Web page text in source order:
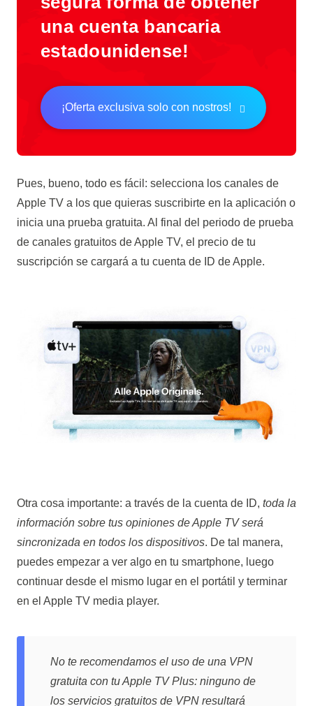
una cuenta bancaria
estadounidense!
¡Oferta exclusiva solo con nostros!
Pues, bueno, todo es fácil: selecciona los canales de
Apple TV a los que quieras suscribirte en la aplicación o
inicia una prueba gratuita. Al final del periodo de prueba
de canales gratuitos de Apple TV, el precio de tu
suscripción se cargará a tu cuenta de ID de Apple.
Otra cosa importante: a través de la cuenta de ID, toda la
información sobre tus opiniones de Apple TVserá
sincronizada en todos los dispositivos. De tal manera,
puedes empezar a veralgo en tu smartphone, luego
continuar desde el mismo lugar en el portátil y terminar
en el Apple TV media player.
No te recomendamos el uso de una VPN
gratuita con tu Apple TV Plus: ninguno de
los servicios gratuitos de VPN resultará